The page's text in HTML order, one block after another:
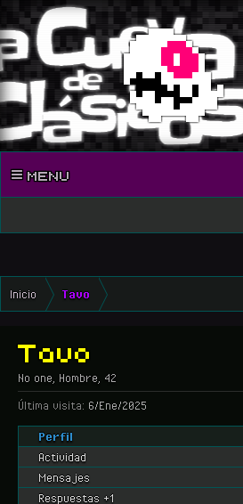
MENU
Inicio Tavo
Tavo
No one , Hombre, 42
Última visita: 6/Ene/2025
Perfil
Actividad
Mensajes
Respuestas +1